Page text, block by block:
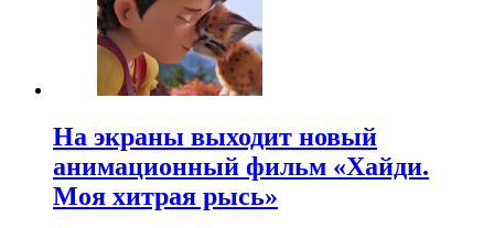
На экраны выходит новый
анимационный фильм «Хайди.
Моя хитрая рысь»